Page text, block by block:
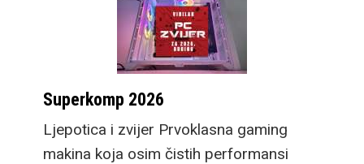
Superkomp 2026
Ljepotica i zvijer Prvoklasna gaming
makina koja osim čistih performansi